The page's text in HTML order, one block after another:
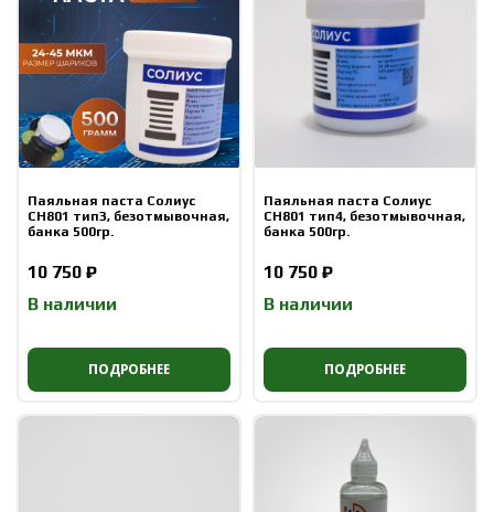
Паяльная паста Солиус
СН801 тип3, безотмывочная,
банка 500гр.
10 750 ₽
В наличии
ПОДРОБНЕЕ
Паяльная паста Солиус
СН801 тип4, безотмывочная,
банка 500гр.
10 750 ₽
В наличии
ПОДРОБНЕЕ